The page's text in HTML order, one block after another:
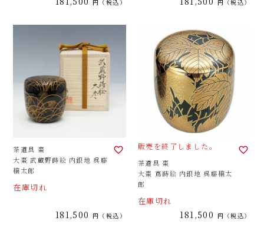
税込 税込
茶道具 棗
大棗 武蔵野蒔絵 内銀地 呉藤
穣太郎
在庫切れ
181,500 税込
販売を終了しました。
茶道具 棗
大棗 蔦蒔絵 内銀地 呉藤穣太
郎
在庫切れ
181,500 税込